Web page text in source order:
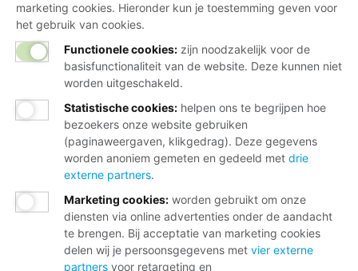
marketing cookies. Hieronder kun je toestemming geven voor
het gebruik van cookies.
Functionele cookies: zijn noodzakelijk voor de
basisfunctionaliteit van de website. Deze kunnen niet
worden uitgeschakeld.
Statistische cookies: helpen ons te begrijpen hoe
bezoekers onze website gebruiken
(paginaweergaven, klikgedrag). Deze gegevens
worden anoniem gemeten en gedeeld met drie
externe partners.
Marketing cookies: worden gebruikt om onze
diensten via online advertenties onder de aandacht
te brengen. Bij acceptatie van marketing cookies
delen wij je persoonsgegevens met vier externe
partners voor retargeting en